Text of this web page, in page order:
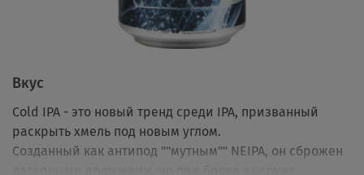
Вкус
Cold IPA - это новый тренд среди IPA, призванный
раскрыть хмель под новым углом.
Созданный как антипод ""мутным"" NEIPA, он сброжен